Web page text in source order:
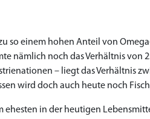
so einem hohen Anteil von
nämlich noch das Verhältnis von
– liegt das Verhältnis
wird doch auch heute noch
ehesten in der heutigen